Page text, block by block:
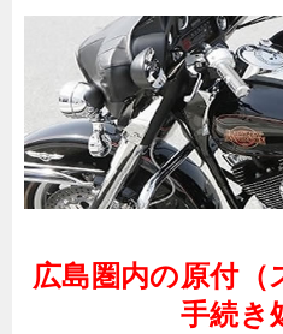
広島圏内の原付（
手続き